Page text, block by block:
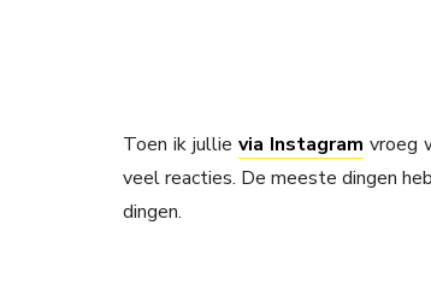
Toen ik jullie via Instagram vroeg
veel reacties. De meeste dingen
dingen.